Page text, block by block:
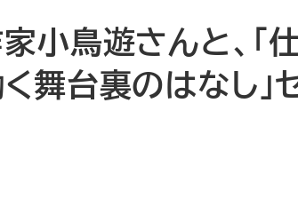
小鳥遊さんと、「
舞台裏のはなし」